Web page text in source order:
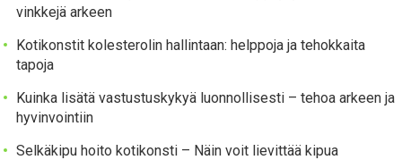
vinkkejä arkeen
Kotikonstit kolesterolin hallintaan: helppoja ja tehokkaita
tapoja
Kuinka lisätä vastustuskykyä luonnollisesti – tehoa arkeen ja
hyvinvointiin
Selkäkipu hoito kotikonsti – Näin voit lievittää kipua